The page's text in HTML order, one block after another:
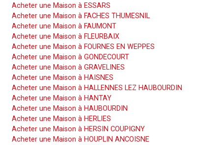
Acheter une Maison à ESSARS
Acheter une Maison à FACHES THUMESNIL
Acheter une Maison à FAUMONT
Acheter une Maison à FLEURBAIX
Acheter une Maison à FOURNES EN WEPPES
Acheter une Maison à GONDECOURT
Acheter une Maison à GRAVELINES
Acheter une Maison à HAISNES
Acheter une Maison à HALLENNES LEZ HAUBOURDIN
Acheter une Maison à HANTAY
Acheter une Maison à HAUBOURDIN
Acheter une Maison à HERLIES
Acheter une Maison à HERSIN COUPIGNY
Acheter une Maison à HOUPLIN ANCOISNE